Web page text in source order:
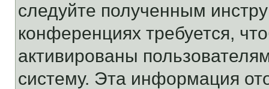
следуйте полученным
конференциях требуется,
активированы
систему. Эта информация